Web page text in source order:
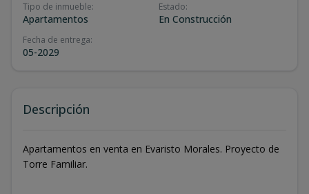
Tipo de inmueble:
Apartamentos
Estado:
En Construcción
Fecha de entrega:
05-2029
Descripción
Apartamentos en venta en Evaristo Morales. Proyecto de
Torre Familiar.